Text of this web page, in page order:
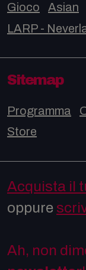
Gioco
Asian
LARP -
Sitemap
Programma
Store
Acquista il
oppure
Ah, non